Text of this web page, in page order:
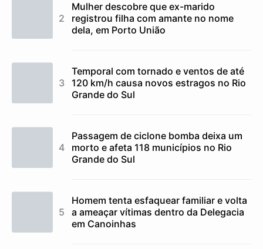
Mulher descobre que ex-marido
registrou filha com amante no nome
dela, em Porto União
Temporal com tornado e ventos de até
120 km/h causa novos estragos no Rio
Grande do Sul
Passagem de ciclone bomba deixa um
morto e afeta 118 municípios no Rio
Grande do Sul
Homem tenta esfaquear familiar e volta
a ameaçar vítimas dentro da Delegacia
em Canoinhas